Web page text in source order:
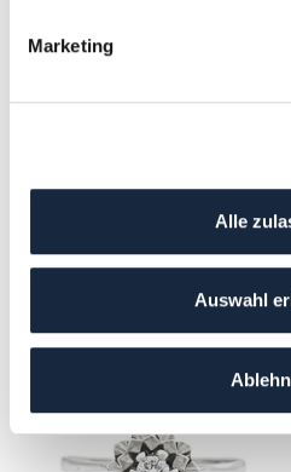
Marketing
Alle
Auswahl
Das könnte